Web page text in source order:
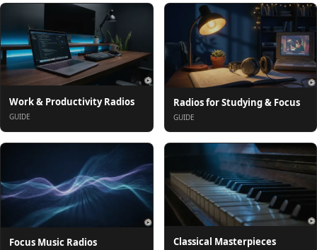
Work & Productivity Radios
GUIDE
Radios for Studying & Focus
GUIDE
Focus Music Radios Classical Masterpieces